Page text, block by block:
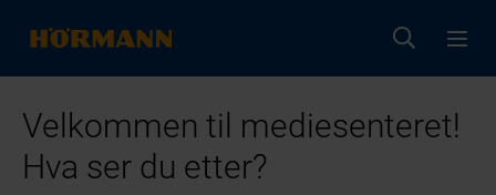
Velkommen til mediesenteret!
Hva ser du etter?